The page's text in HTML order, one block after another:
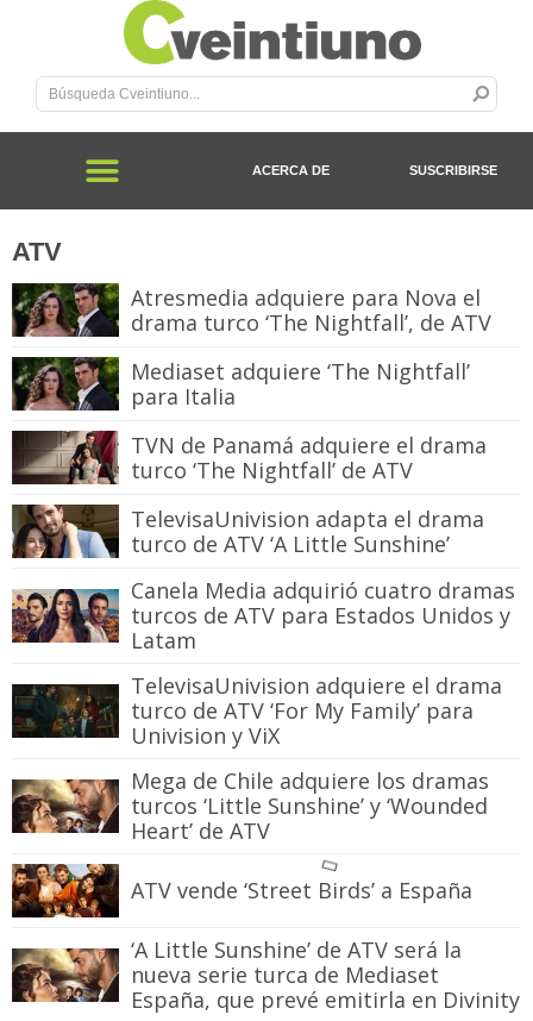
ACERCA DE SUSCRIBIRSE
ATV
Atresmedia adquiere para Nova el
drama turco ‘The Nightfall’, de ATV
Mediaset adquiere ‘The Nightfall’
para Italia
TVN de Panamá adquiere el drama
turco ‘The Nightfall’ de ATV
TelevisaUnivision adapta el drama
turco de ATV ‘A Little Sunshine’
Canela Media adquirió cuatro dramas
turcos de ATV para Estados Unidos y
Latam
TelevisaUnivision adquiere el drama
turco de ATV ‘For My Family’ para
Univision y ViX
Mega de Chile adquiere los dramas
turcos ‘Little Sunshine’ y ‘Wounded
Heart’ de ATV
ATV vende ‘Street Birds’ a España
‘A Little Sunshine’ de ATV será la
nueva serie turca de Mediaset
España, que prevé emitirla en Divinity